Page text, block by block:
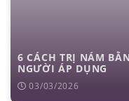
6 CÁCH TRỊ NÁM
NGƯỜI ÁP DỤNG
03/03/2026